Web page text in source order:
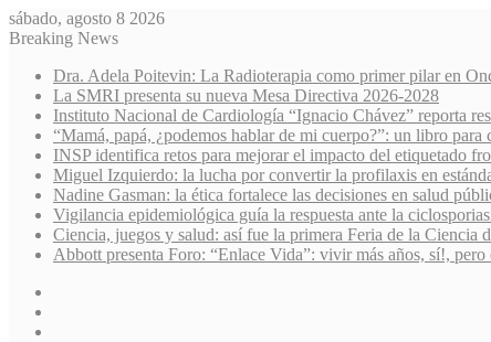
sábado, agosto 8 2026
Breaking News
Dra. Adela Poitevin: La Radioterapia como primer pilar en
La SMRI presenta su nueva Mesa Directiva 2026-2028
Instituto Nacional de Cardiología “Ignacio Chávez” reporta
“Mamá, papá, ¿podemos hablar de mi cuerpo?”: un libro
INSP identifica retos para mejorar el impacto del etiquetado
Miguel Izquierdo: la lucha por convertir la profilaxis en
Nadine Gasman: la ética fortalece las decisiones en salud
Vigilancia epidemiológica guía la respuesta ante la
Ciencia, juegos y salud: así fue la primera Feria de la Ciencia
Abbott presenta Foro: “Enlace Vida”: vivir más años, sí!,